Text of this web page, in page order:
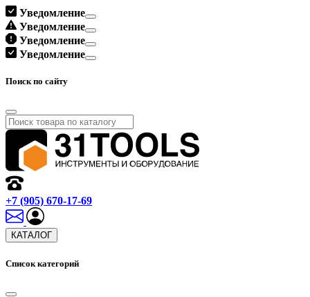
Уведомление
Уведомление
Уведомление
Уведомление
Поиск по сайту
+7 (905) 670-17-69
КАТАЛОГ
Список категорий